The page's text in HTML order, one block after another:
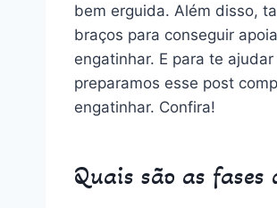
bem erguida. Além disso,
braços para conseguir
engatinhar. E para te ajudar
preparamos esse post
engatinhar. Confira!
Quais são as fases